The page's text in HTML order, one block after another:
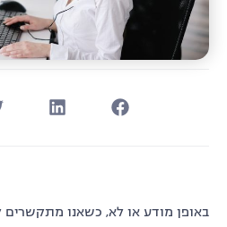
באופן מודע או לא, כשאנו מתקשרים